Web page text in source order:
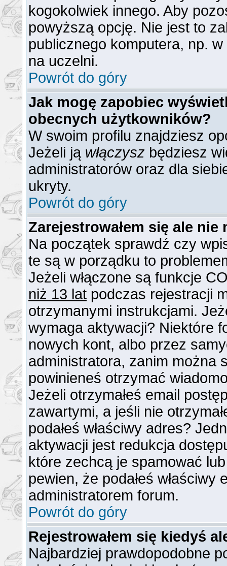
kogokolwiek innego. Aby
powyższą opcję. Nie jest to
publicznego komputera, np.
na uczelni.
Powrót do góry
Jak mogę zapobiec
obecnych użytkowników?
W swoim profilu znajdziesz
Jeżeli ją włączysz będziesz
administratorów oraz dla
ukryty.
Powrót do góry
Zarejestrowałem się ale
Na początek sprawdź czy
te są w porządku to
Jeżeli włączone są funkcje
niż 13 lat podczas rejestracji
otrzymanymi instrukcjami.
wymaga aktywacji? Niektóre
nowych kont, albo przez
administratora, zanim można
powinieneś otrzymać
Jeżeli otrzymałeś email
zawartymi, a jeśli nie
podałeś właściwy adres?
aktywacji jest redukcja
które zechcą je spamować
pewien, że podałeś
administratorem forum.
Powrót do góry
Rejestrowałem się kiedyś
Najbardziej prawdopodobne